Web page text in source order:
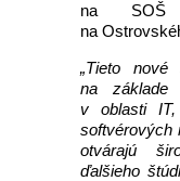
na SOŠ
na
„Tieto nové
na základe
v oblasti
softvérových
otvárajú
ďalšieho